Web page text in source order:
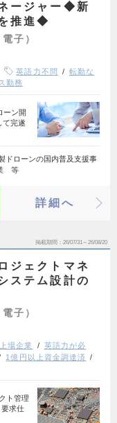
ージャー◆新
推進◆
子）
英語力不問
転勤な
勤務
ーン開
て完遂
ドローンの国内普及支援事
等
詳細へ
掲載期間 26/07/31～26/08/20
ジェクトマネ
ステム設計の
子）
上場企業
英語力が必
1億円以上資金調達済
ト管理
求仕